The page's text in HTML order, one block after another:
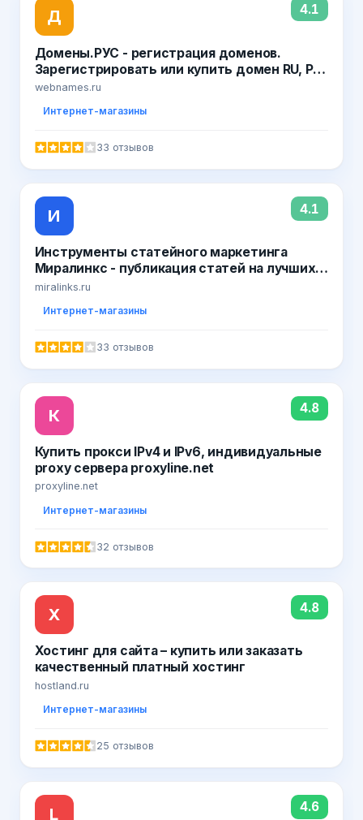
Д 4.1
Домены.РУС - регистрация доменов.
Зарегистрировать или купить домен RU, РФ
в WebNames
webnames.ru
Интернет-магазины
33 отзывов
И 4.1
Инструменты статейного маркетинга
Миралинкс - публикация статей на лучших
сайтах Рунета навсегда! Управление
размещение статей на сайтах СМИ,
пресс-релизы.. Официальные отзывы о сай
miralinks.ru
Интернет-магазины
33 отзывов
К 4.8
Купить прокси IPv4 и IPv6, индивидуальные
proxy сервера proxyline.net
proxyline.net
Интернет-магазины
32 отзывов
Х 4.8
Хостинг для сайта – купить или заказать
качественный платный хостинг
hostland.ru
Интернет-магазины
25 отзывов
L 4.6